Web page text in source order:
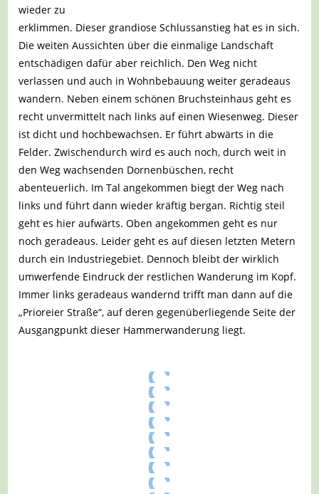
wieder zu
erklimmen. Dieser grandiose Schlussanstieg hat es in sich.
Die weiten Aussichten über die einmalige Landschaft
entschädigen dafür aber reichlich. Den Weg nicht
verlassen und auch in Wohnbebauung weiter geradeaus
wandern. Neben einem schönen Bruchsteinhaus geht es
recht unvermittelt nach links auf einen Wiesenweg. Dieser
ist dicht und hochbewachsen. Er führt abwärts in die
Felder. Zwischendurch wird es auch noch, durch weit in
den Weg wachsenden Dornenbüschen, recht
abenteuerlich. Im Tal angekommen biegt der Weg nach
links und führt dann wieder kräftig bergan. Richtig steil
geht es hier aufwärts. Oben angekommen geht es nur
noch geradeaus. Leider geht es auf diesen letzten Metern
durch ein Industriegebiet. Dennoch bleibt der wirklich
umwerfende Eindruck der restlichen Wanderung im Kopf.
Immer links geradeaus wandernd trifft man dann auf die
„Prioreier Straße“, auf deren gegenüberliegende Seite der
Ausgangpunkt dieser Hammerwanderung liegt.